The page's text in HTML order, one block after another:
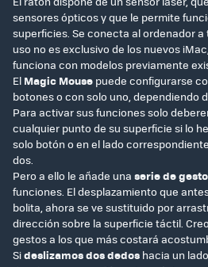
sensores ópticos y que le permite
superficies. Se conecta al ordenador
uso no es exclusivo de los nuevos
funciona con modelos previamente
El Magic Mouse puede configurarse
botones o con solo uno, dependiendo
Para activar sus funciones solo
cualquier punto de su superficie si lo
solo botón o en el lado
dos.
Pero a ello le añade una serie de
funciones. El desplazamiento que
bolita, ahora se ve sustituido por
dirección sobre la superficie táctil.
gestos a los que más costará
Sideslizamos dos dedos hacia un